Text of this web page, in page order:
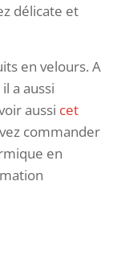
délicate et
en velours. A
a aussi
aussi cet
commander
en